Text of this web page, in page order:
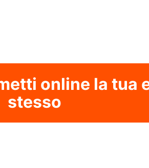
online la tua
stesso